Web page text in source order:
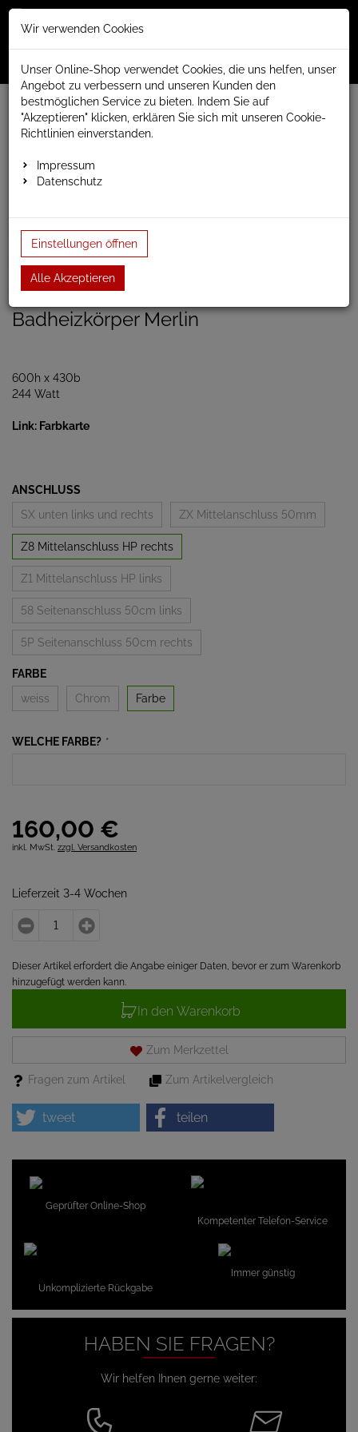
Menü
Weiter einkaufen www.anapont.eu
Badheizkörper
Design Badheizkörper
x 430b
Einloggen und Bewertung schreiben
Artikel-Nummer:
Badheizkörper Merlin
600h x 430b
244 Watt
Link: Farbkarte
ANSCHLUSS
SX unten links und rechts
ZX Mittelanschluss 50mm
Z8 Mittelanschluss HP rechts
Z1 Mittelanschluss HP links
58 Seitenanschluss 50cm links
5P Seitenanschluss 50cm rechts
FARBE
weiss
Chrom Farbe
WELCHE FARBE? *
160,00 €
inkl. MwSt. zzgl. Versandkosten
Lieferzeit 3-4 Wochen
Dieser Artikel erfordert die Angabe einiger Daten, bevor er zum Warenkorb
hinzugefügt werden kann.
In den Warenkorb
Zum Merkzettel
Fragen zum Artikel Zum Artikelvergleich
tweet teilen
Geprüfter Online-Shop
Kompetenter Telefon-Service
Unkomplizierte Rückgabe
Immer günstig
HABEN SIE FRAGEN?
Wir helfen Ihnen gerne weiter:
Wir verwenden Cookies
Unser Online-Shop verwendet Cookies, die uns helfen, unser
Angebot zu verbessern und unseren Kunden den
bestmöglichen Service zu bieten. Indem Sie auf
"Akzeptieren" klicken, erklären Sie sich mit unseren Cookie-
Richtlinien einverstanden.
Impressum
Datenschutz
Einstellungen öffnen
Alle Akzeptieren